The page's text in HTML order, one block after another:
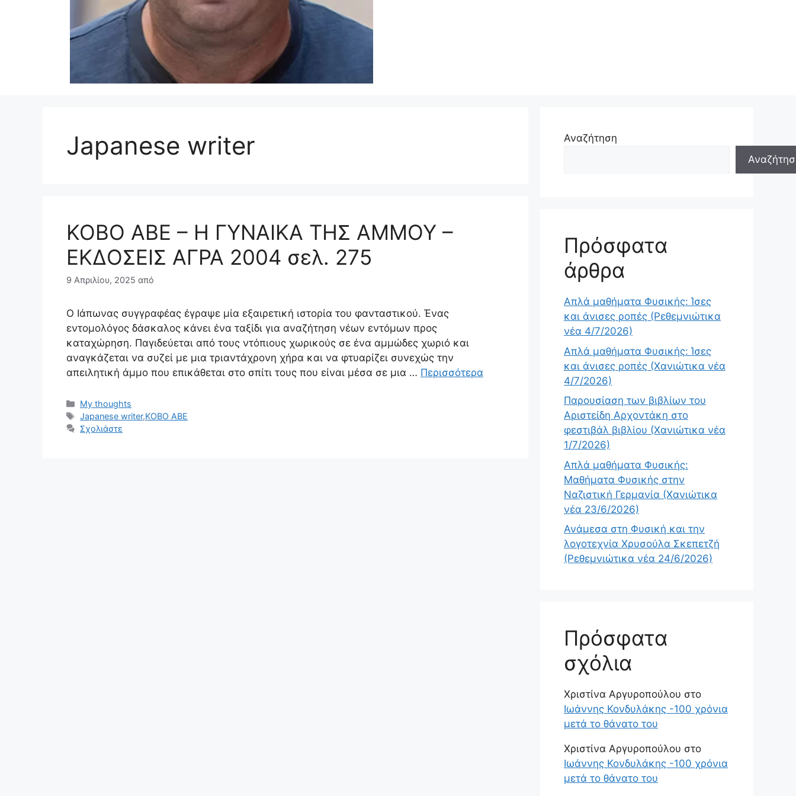
Japanese writer
KOBO ABE – Η ΓΥΝΑΙΚΑ ΤΗΣ ΑΜΜΟΥ –
ΕΚΔΟΣΕΙΣ ΑΓΡΑ 2004 σελ. 275
9 Απριλίου, 2025 από
Ο Ιάπωνας συγγραφέας έγραψε μία εξαιρετική ιστορία του φανταστικού. Ένας
εντομολόγος δάσκαλος κάνει ένα ταξίδι για αναζήτηση νέων εντόμων προς
καταχώρηση. Παγιδεύεται από τους ντόπιους χωρικούς σε ένα αμμώδες χωριό και
αναγκάζεται να συζεί με μια τριαντάχρονη χήρα και να φτυαρίζει συνεχώς την
απειλητική άμμο που επικάθεται στο σπίτι τους που είναι μέσα σε μια … Περισσότερα
Κατηγορίες
My thoughts
Ετικέτες
Japanese writer,KOBO ABE
Σχολιάστε
Αναζήτηση
Πρόσφατα
άρθρα
Απλά μαθήματα Φυσικής: Ίσες
και άνισες ροπές (Ρεθεμνιώτικα
νέα 4/7/2026)
Απλά μαθήματα Φυσικής: Ίσες
και άνισες ροπές (Χανιώτικα νέα
4/7/2026)
Παρουσίαση των βιβλίων του
Αριστείδη Αρχοντάκη στο
φεστιβάλ βιβλίου (Χανιώτικα νέα
1/7/2026)
Απλά μαθήματα Φυσικής:
Μαθήματα Φυσικής στην
Ναζιστική Γερμανία (Χανιώτικα
νέα 23/6/2026)
Ανάμεσα στη Φυσική και την
λογοτεχνία Χρυσούλα Σκεπετζή
(Ρεθεμνιώτικα νέα 24/6/2026)
Πρόσφατα
σχόλια
Χριστίνα Αργυροπούλου στο
Ιωάννης Κονδυλάκης -100 χρόνια
μετά το θάνατο του
Χριστίνα Αργυροπούλου στο
Ιωάννης Κονδυλάκης -100 χρόνια
μετά το θάνατο του